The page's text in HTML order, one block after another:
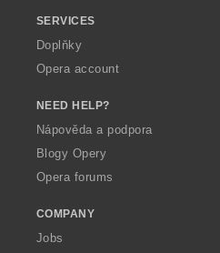
SERVICES
Doplňky
Opera account
NEED HELP?
Nápověda a podpora
Blogy Opery
Opera forums
COMPANY
Jobs